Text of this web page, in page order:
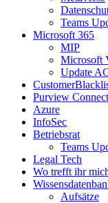
Teams
Microsoft 365
MIP
Microsoft
Update
Purview
Azure
InfoSec
Betriebsrat
Teams
Legal Tech
Wo trefft ihr
Aufsätze